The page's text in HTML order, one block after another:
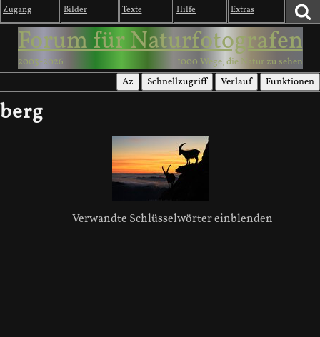
Zugang Bilder Texte Hilfe Extras
Forum für Naturfotografen
2003-2026 1000 Wege, die Natur zu sehen
Az Schnellzugriff Verlauf Funktionen
berg
Verwandte Schlüsselwörter einblenden